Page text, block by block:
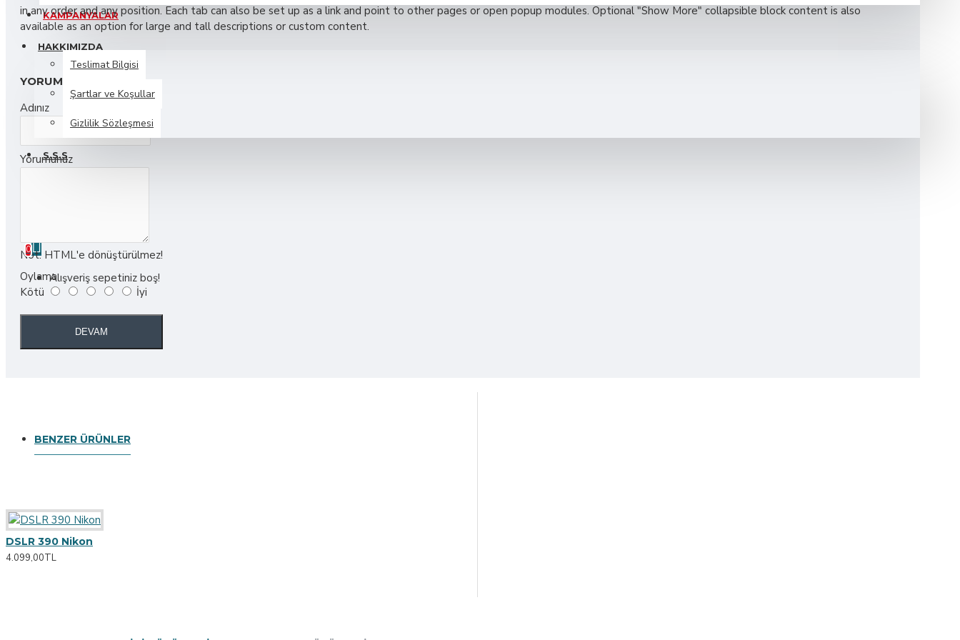
Chic D'or
Black Lace Dress
Eau de Parfum
Large Fashion Tote Bag
Large Wallet
Daha Fazlasını Görüntüle
Headphones
Lazy Armchair
Canvas Tote Bag
Bronzer Brush
Daha Fazlasını Görüntüle
Sarah Bloom
KAMPANYALAR
HAKKIMIZDA
Teslimat Bilgisi
Şartlar ve Koşullar
Gizlilik Sözleşmesi
S.S.S
0
Alışveriş sepetiniz boş!
in any order and any position. Each tab can also be set up as a link and point to other pages or open popup modules. Optional "Show More" collapsible block content is also
available as an option for large and tall descriptions or custom content.
YORUM YAP
Adınız
Yorumunuz
Not: HTML'e dönüştürülmez!
Oylama
Kötü
İyi
DEVAM
BENZER ÜRÜNLER
DSLR 390 Nikon
4.099,00TL